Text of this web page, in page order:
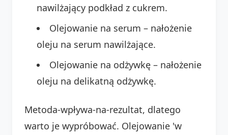
nawilżający podkład z cukrem.
Olejowanie na serum – nałożenie
oleju na serum nawilżające.
Olejowanie na odżywkę – nałożenie
oleju na delikatną odżywkę.
Metoda-wpływa-na-rezultat, dlatego
warto je wypróbować. Olejowanie 'w